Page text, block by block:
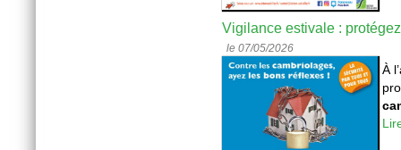
Vigilance estivale :
le 07/05/2026
À